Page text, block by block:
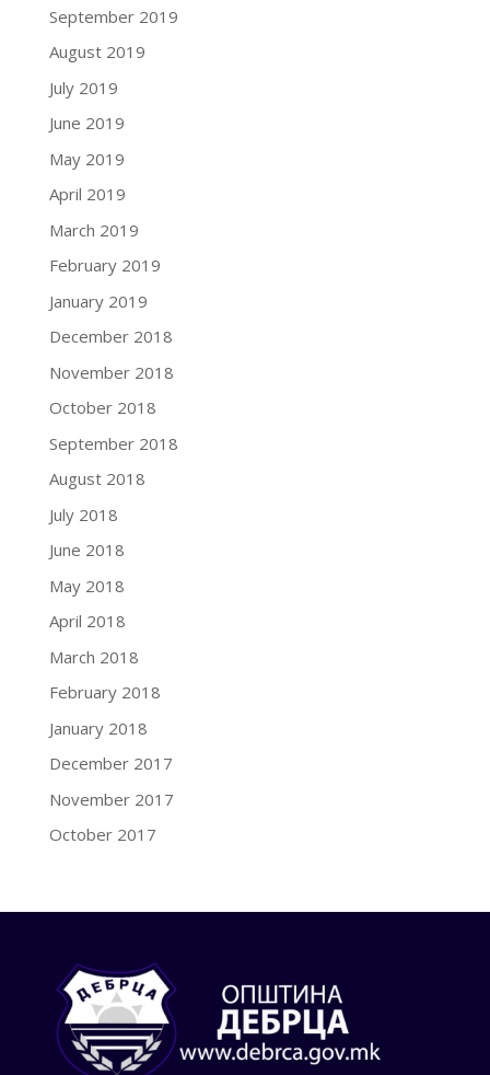
September 2019
August 2019
July 2019
June 2019
May 2019
April 2019
March 2019
February 2019
January 2019
December 2018
November 2018
October 2018
September 2018
August 2018
July 2018
June 2018
May 2018
April 2018
March 2018
February 2018
January 2018
December 2017
November 2017
October 2017